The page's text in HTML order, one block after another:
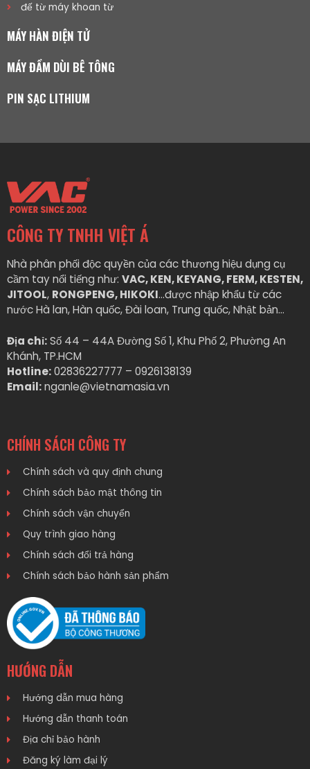
đế từ máy khoan từ
MÁY HÀN ĐIỆN TỬ
MÁY ĐẦM DÙI BÊ TÔNG
PIN SẠC LITHIUM
CÔNG TY TNHH VIỆT Á
Nhà phân phối độc quyền của các thương hiệu dụng cụ
cầm tay nổi tiếng như: VAC, KEN, KEYANG, FERM, KESTEN,
JITOOL, RONGPENG, HIKOKI…được nhập khẩu từ các
nước Hà lan, Hàn quốc, Đài loan, Trung quốc, Nhật bản…
Địa chỉ:Số 44 – 44A Đường Số 1, Khu Phố 2, Phường An
Khánh, TP.HCM
Hotline:02836227777 – 0926138139
Email:nganle@vietnamasia.vn
CHÍNH SÁCH CÔNG TY
Chính sách và quy định chung
Chính sách bảo mật thông tin
Chính sách vận chuyển
Quy trình giao hàng
Chính sách đổi trả hàng
Chính sách bảo hành sản phẩm
HƯỚNG DẪN
Hướng dẫn mua hàng
Hướng dẫn thanh toán
Địa chỉ bảo hành
Đăng ký làm đại lý